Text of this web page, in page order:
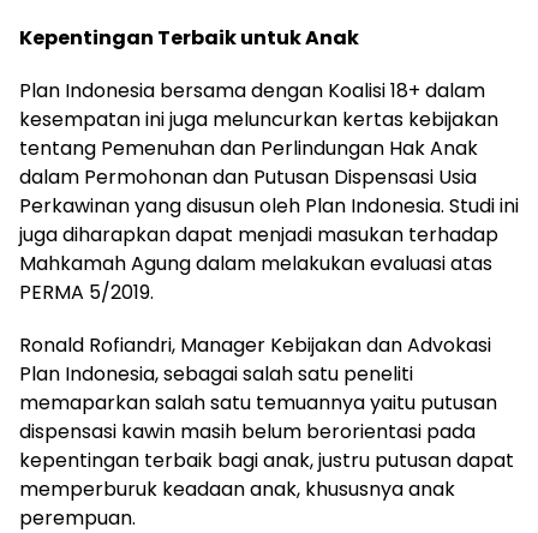
Kepentingan Terbaik untuk Anak
Plan Indonesia bersama dengan Koalisi 18+ dalam
kesempatan ini juga meluncurkan kertas kebijakan
tentang Pemenuhan dan Perlindungan Hak Anak
dalam Permohonan dan Putusan Dispensasi Usia
Perkawinan yang disusun oleh Plan Indonesia. Studi ini
juga diharapkan dapat menjadi masukan terhadap
Mahkamah Agung dalam melakukan evaluasi atas
PERMA 5/2019.
Ronald Rofiandri, Manager Kebijakan dan Advokasi
Plan Indonesia, sebagai salah satu peneliti
memaparkan salah satu temuannya yaitu putusan
dispensasi kawin masih belum berorientasi pada
kepentingan terbaik bagi anak, justru putusan dapat
memperburuk keadaan anak, khususnya anak
perempuan.